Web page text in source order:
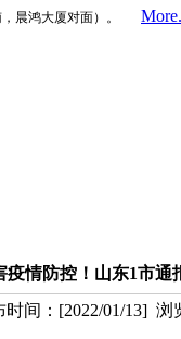
晨鸿大厦对面）。
疫情防控！山东1市通
时间： [2022/01/13] 浏